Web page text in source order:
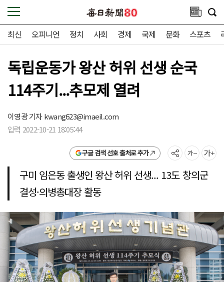
최신 오피니언 정치 사회 경제 국제 문화 스포츠
독립운동가 왕산 허위 선생 순국
114주기...추모제 열려
이영광 기자kwang623@imaeil.com
입력 2022-10-21 18:05:44
구글 검색 선호 출처로 추가
구미 임은동 출생인 왕산 허위 선생... 13도 창의군
결성·의병총대장 활동